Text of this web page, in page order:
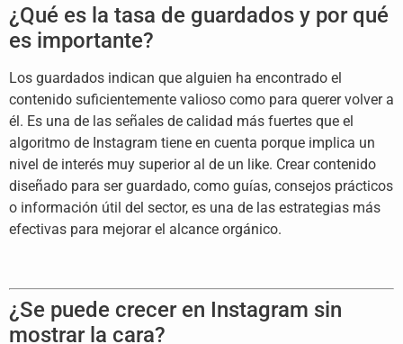
¿Qué es la tasa de guardados y por qué
es importante?
Los guardados indican que alguien ha encontrado el
contenido suficientemente valioso como para querer volver a
él. Es una de las señales de calidad más fuertes que el
algoritmo de Instagram tiene en cuenta porque implica un
nivel de interés muy superior al de un like. Crear contenido
diseñado para ser guardado, como guías, consejos prácticos
o información útil del sector, es una de las estrategias más
efectivas para mejorar el alcance orgánico.
¿Se puede crecer en Instagram sin
mostrar la cara?